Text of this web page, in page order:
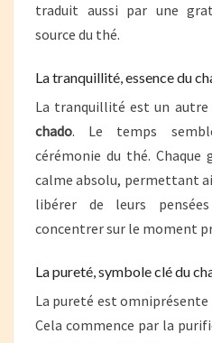
traduit aussi par une
source du thé.
La tranquillité, essence du
La tranquillité est un
chado. Le temps
cérémonie du thé. Chaque
calme absolu, permettant
libérer de leurs
concentrer sur le moment
La pureté, symbole clé du
La pureté est omniprésente
Cela commence par la